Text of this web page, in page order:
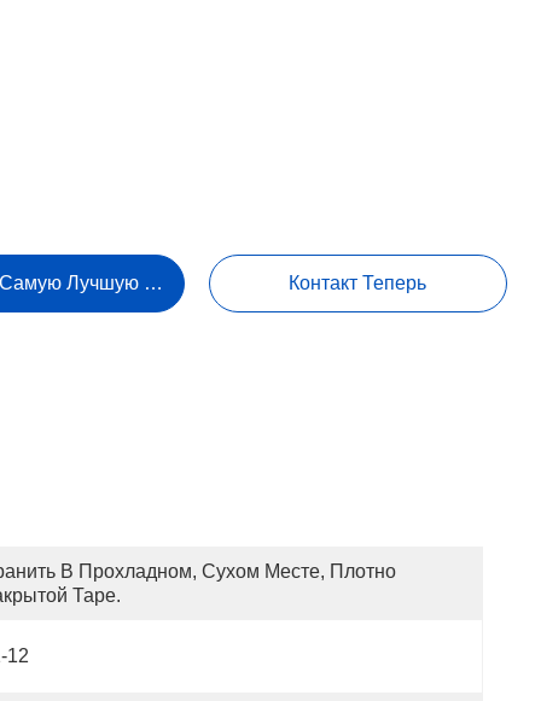
Лучшую Цену Контакт Теперь
В Прохладном, Сухом Месте, Плотно
Таре.
12